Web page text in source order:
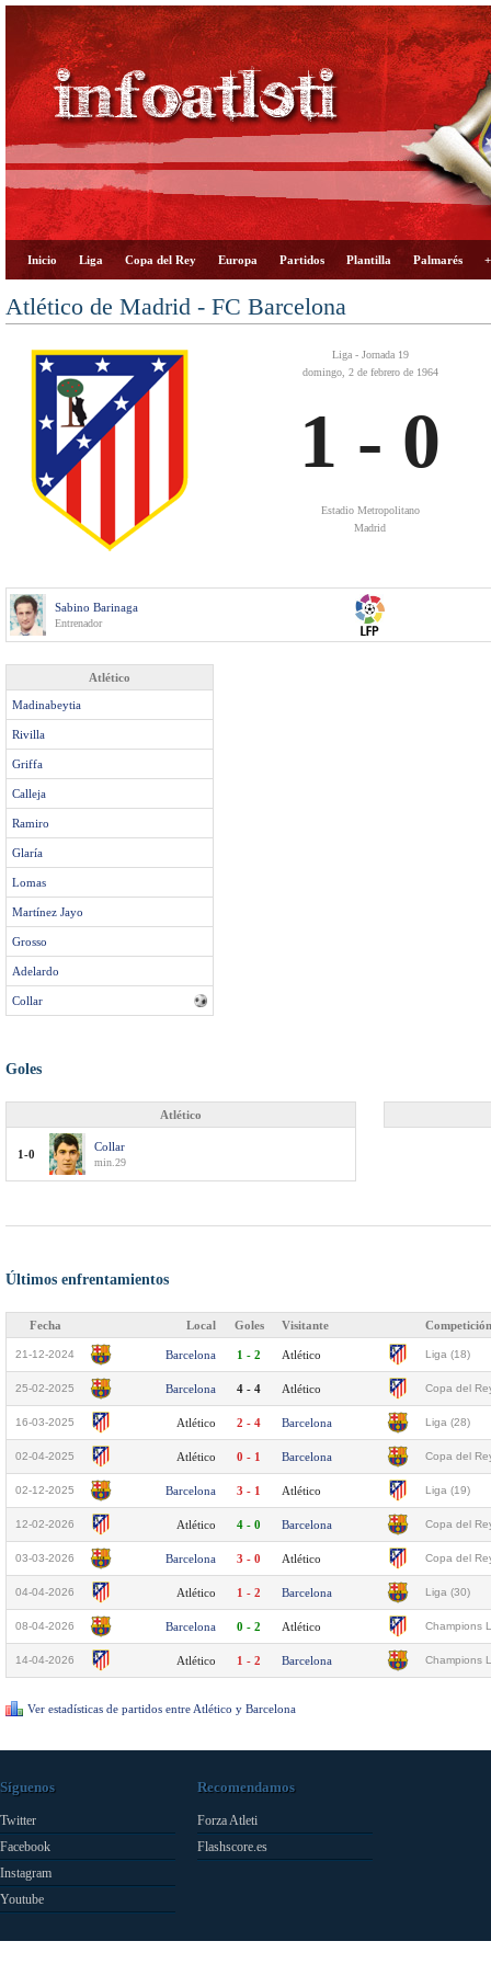
Inicio Liga Copa del Rey Europa Partidos Plantilla Palmarés
Atlético de Madrid - FC Barcelona
Liga - Jornada 19
domingo, 2 de febrero de 1964
1 - 0
Estadio Metropolitano
Madrid
Sabino Barinaga
Entrenador
Atlético
Madinabeytia
Rivilla
Griffa
Calleja
Ramiro
Glaría
Lomas
Martínez Jayo
Grosso
Adelardo
Collar
Goles
Atlético
1-0
Collar
min.29
Últimos enfrentamientos
Fecha Local Goles Visitante Competición
21-12-2024 Barcelona 1 - 2 Atlético Liga (18)
25-02-2025 Barcelona 4 - 4 Atlético Copa del
16-03-2025 Atlético 2 - 4 Barcelona Liga (28)
02-04-2025 Atlético 0 - 1 Barcelona Copa del
02-12-2025 Barcelona 3 - 1 Atlético Liga (19)
12-02-2026 Atlético 4 - 0 Barcelona Copa del
03-03-2026 Barcelona 3 - 0 Atlético Copa del
04-04-2026 Atlético 1 - 2 Barcelona Liga (30)
08-04-2026 Barcelona 0 - 2 Atlético Champions
14-04-2026 Atlético 1 - 2 Barcelona Champions
Ver estadísticas de partidos entre Atlético y Barcelona
Síguenos
Twitter
Facebook
Instagram
Youtube
Recomendamos
Forza Atleti
Flashscore.es